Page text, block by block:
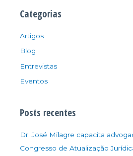
Categorias
Artigos
Blog
Entrevistas
Eventos
Posts recentes
Dr. José Milagre capacita
Congresso de Atualização